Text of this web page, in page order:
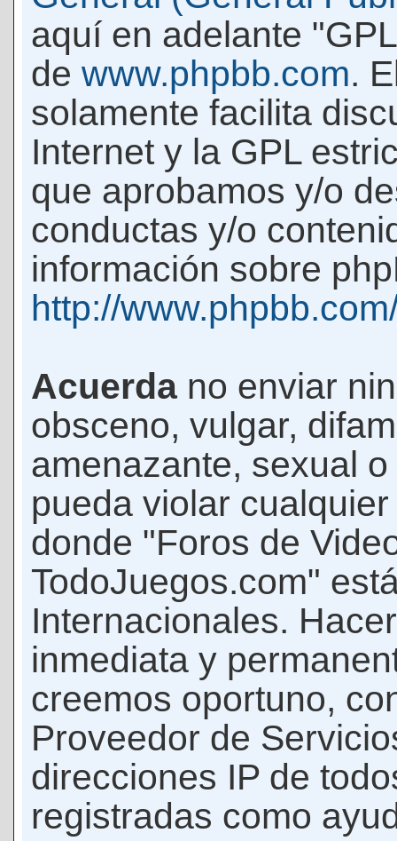
aquí en adelante
de www.phpbb.com.
solamente facilita
Internet y la GPL
que aprobamos y/o
conductas y/o
información sobre
http://
Acuerda no enviar
obsceno, vulgar,
amenazante, sexual
pueda violar
donde "Foros de
TodoJuegos.com"
Internacionales.
inmediata y
creemos oportuno,
Proveedor de
direcciones IP de
registradas como